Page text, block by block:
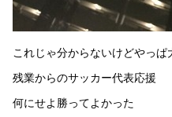
これじゃ分からないけどやっぱ
残業からのサッカー代表応援
何にせよ勝ってよかった